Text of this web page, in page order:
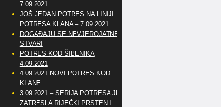
7.09.2021
JOŠ JEDAN POTRES NA LINIJI
POTRESA KLANA – 7.09.2021
DOGAĐAJU SE NEVJEROJATNE
STVARI
POTRES KOD ŠIBENIKA
4.09.2021
4.09.2021 NOVI POTRES KOD
KLANE
3.09.2021 – SERIJA POTRESA JE
ZATRESLA RIJEČKI PRSTEN I